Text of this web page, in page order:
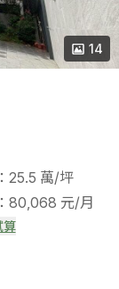
14
25.5 萬/坪
80,068 元/月
算